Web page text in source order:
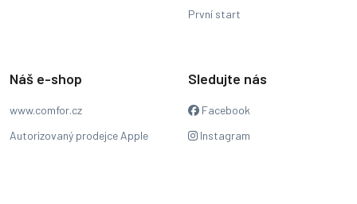
První start
Náš e-shop
www.comfor.cz
Autorizovaný prodejce Apple
Sledujte nás
Facebook
Instagram